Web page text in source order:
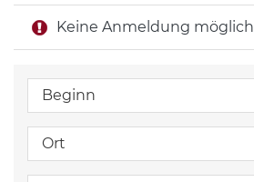
Keine Anmeldung möglich
Beginn
Ort